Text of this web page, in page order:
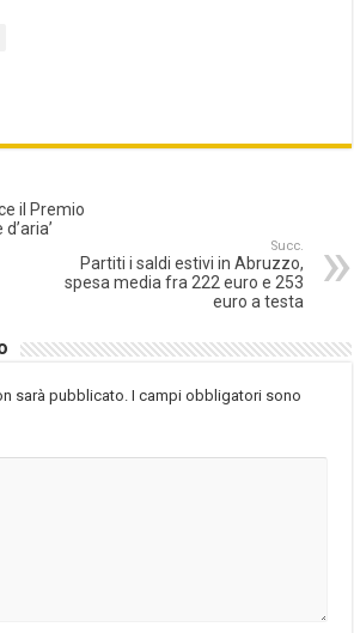
il Premio
Succ.
Partiti i saldi estivi in Abruzzo,
spesa media fra 222 euro e 253
euro a testa
sarà pubblicato. I campi obbligatori sono